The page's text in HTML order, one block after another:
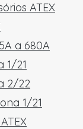
ATEX
a 680A
1/21
2/22
1/21